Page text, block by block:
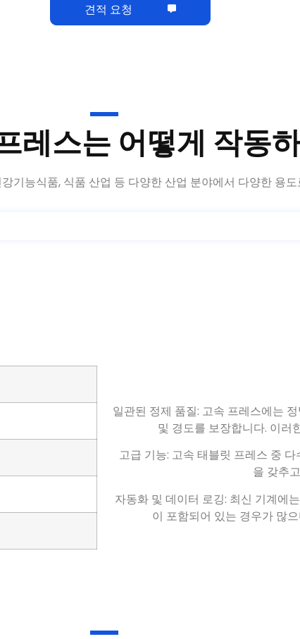
견적 요청
레스는 어떻게 작동
기능식품, 식품 산업 등 다양한 산업 분야에서 다양한 용
일관된 정제 품질: 고속 프레스에는
및 경도를 보장합니다. 이러
고급 기능: 고속 태블릿 프레스 중 다
을 갖추
자동화 및 데이터 로깅: 최신 기계에
이 포함되어 있는 경우가 많